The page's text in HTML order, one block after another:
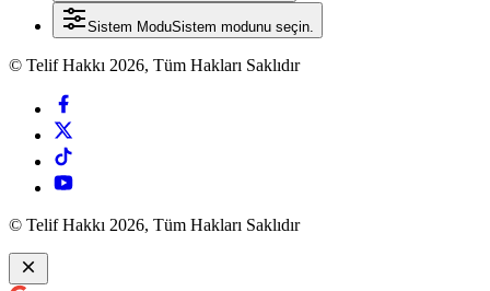
Sistem ModuSistem modunu seçin.
© Telif Hakkı 2026, Tüm Hakları Saklıdır
© Telif Hakkı 2026, Tüm Hakları Saklıdır